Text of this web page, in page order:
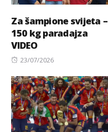
Za šampione svijeta –
150 kg paradajza
VIDEO
Posted
23/07/2026